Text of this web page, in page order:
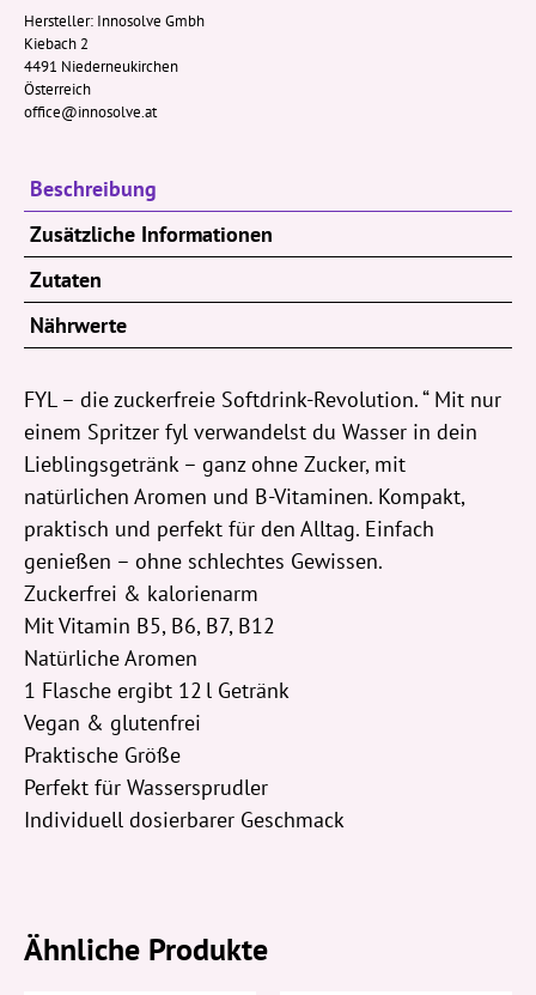
-
Hersteller: Innosolve Gmbh
Kiebach 2
4491 Niederneukirchen
Österreich
office@innosolve.at
Beschreibung
Zusätzliche Informationen
Zutaten
Nährwerte
FYL – die zuckerfreie Softdrink-Revolution. “ Mit nur
einem Spritzer fyl verwandelst du Wasser in dein
Lieblingsgetränk – ganz ohne Zucker, mit
natürlichen Aromen und B-Vitaminen. Kompakt,
praktisch und perfekt für den Alltag. Einfach
genießen – ohne schlechtes Gewissen.
Zuckerfrei & kalorienarm
Mit Vitamin B5, B6, B7, B12
Natürliche Aromen
1 Flasche ergibt 12 l Getränk
Vegan & glutenfrei
Praktische Größe
Perfekt für Wassersprudler
Individuell dosierbarer Geschmack
Ähnliche Produkte